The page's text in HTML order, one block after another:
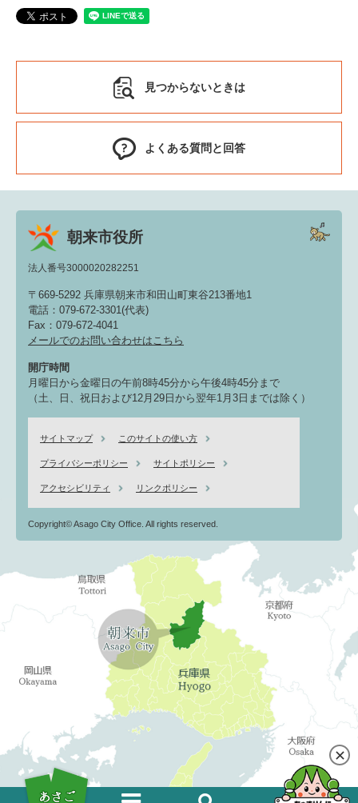
見つからないときは
よくある質問と回答
朝来市役所
法人番号3000020282251
〒669-5292 兵庫県朝来市和田山町東谷213番地1
電話：079-672-3301(代表)
Fax：079-672-4041
メールでのお問い合わせはこちら
開庁時間
月曜日から金曜日の午前8時45分から午後4時45分まで
（土、日、祝日および12月29日から翌年1月3日までは除く）
サイトマップ このサイトの使い方
プライバシーポリシー サイトポリシー
アクセシビリティ リンクポリシー
Copyright© Asago City Office. All rights reserved.